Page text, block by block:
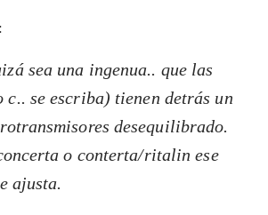
sea una ingenua.. que las
c.. se escriba) tienen detrás un
desequilibrado.
o conterta/ritalin ese
ajusta.